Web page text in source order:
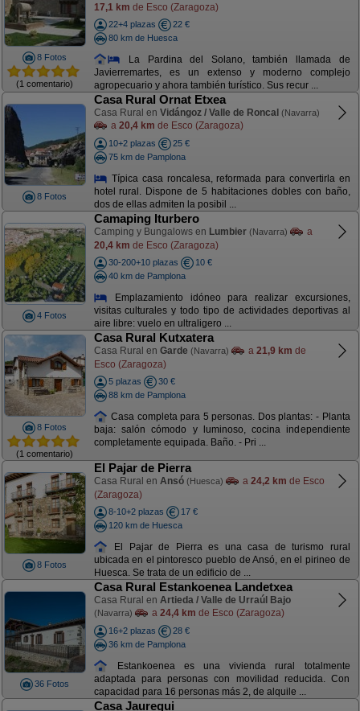
8 Fotos
(1 comentario)
17,1 km de Esco (Zaragoza)
22+4 plazas
22 €
80 km de Huesca
La Pardina del Solano, también llamada de
Javierremartes, es un extenso y moderno complejo
agropecuario y ahora también turístico. Sus recur ...
8 Fotos
Casa Rural Ornat Etxea
Casa Rural en Vidángoz / Valle de Roncal (Navarra)
a 20,4 km de Esco (Zaragoza)
10+2 plazas
25 €
75 km de Pamplona
Típica casa roncalesa, reformada para convertirla en
hotel rural. Dispone de 5 habitaciones dobles con baño,
dos de ellas admiten la posibil ...
4 Fotos
Camaping Iturbero
Camping y Bungalows en Lumbier (Navarra)
a
20,4 km de Esco (Zaragoza)
30-200+10 plazas
10 €
40 km de Pamplona
Emplazamiento idóneo para realizar excursiones,
visitas culturales y todo tipo de actividades deportivas al
aire libre: vuelo en ultraligero ...
8 Fotos
(1 comentario)
Casa Rural Kutxatera
Casa Rural en Garde (Navarra) a 21,9 km de
Esco (Zaragoza)
5 plazas
30 €
88 km de Pamplona
Casa completa para 5 personas. Dos plantas: - Planta
baja: salón cómodo y luminoso, cocina independiente
completamente equipada. Baño. - Pri ...
8 Fotos
El Pajar de Pierra
Casa Rural en Ansó (Huesca) a 24,2 km de Esco
(Zaragoza)
8-10+2 plazas
17 €
120 km de Huesca
El Pajar de Pierra es una casa de turismo rural
ubicada en el pintoresco pueblo de Ansó, en el pirineo de
Huesca. Se trata de un edificio de ...
36 Fotos
Casa Rural Estankoenea Landetxea
Casa Rural en Artieda / Valle de Urraúl Bajo
(Navarra) a 24,4 km de Esco (Zaragoza)
16+2 plazas
28 €
36 km de Pamplona
Estankoenea es una vivienda rural totalmente
adaptada para personas con movilidad reducida. Con
capacidad para 16 personas más 2, de alquile ...
Casa Jauregui